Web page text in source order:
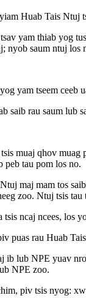
Huab Tais Ntuj
yam thiab
saum ntuj los
yam tseem
rau saum lub
muaj qhov
tau pom los no.
maj mam tos
zoo. Ntuj tsis
ncaj ncees, los
puas rau Huab
ib lub NPE yuav
NPE zoo.
piv tsis nyog: